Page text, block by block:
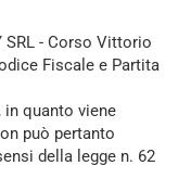
SRL - Corso Vittorio
Fiscale e Partita
quanto viene
può pertanto
della legge n. 62